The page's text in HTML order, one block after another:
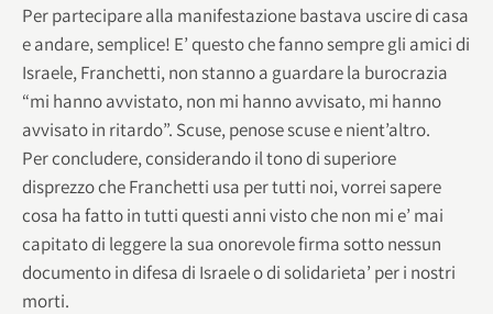
Per partecipare alla manifestazione bastava uscire di casa
e andare, semplice! E’ questo che fanno sempre gli amici di
Israele, Franchetti, non stanno a guardare la burocrazia
“mi hanno avvistato, non mi hanno avvisato, mi hanno
avvisato in ritardo”. Scuse, penose scuse e nient’altro.
Per concludere, considerando il tono di superiore
disprezzo che Franchetti usa per tutti noi, vorrei sapere
cosa ha fatto in tutti questi anni visto che non mi e’ mai
capitato di leggere la sua onorevole firma sotto nessun
documento in difesa di Israele o di solidarieta’ per i nostri
morti.